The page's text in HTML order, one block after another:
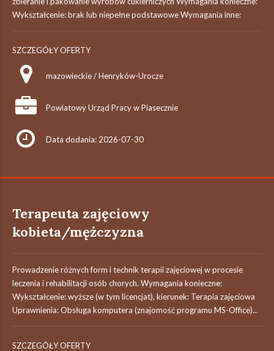
Wykształcenie: brak lub niepełne podstawowe Wymagania inne:
SZCZEGÓŁY OFERTY
mazowieckie / Henryków-Urocze
Powiatowy Urząd Pracy w Piasecznie
Data dodania: 2026-07-30
Terapeuta zajęciowy
kobieta/mężczyzna
Prowadzenie różnych form i technik terapii zajęciowej w procesie
leczenia i rehabilitacji osób chorych. Wymagania konieczne:
Wykształcenie: wyższe (w tym licencjat), kierunek: Terapia zajęciowa
Uprawnienia: Obsługa komputera (znajomość programu MS-Office)...
SZCZEGÓŁY OFERTY